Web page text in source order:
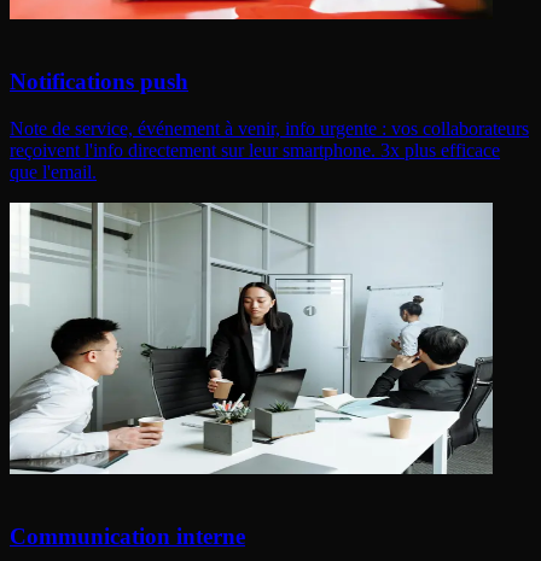
Notifications push
Note de service, événement à venir, info urgente : vos collaborateurs
reçoivent l'info directement sur leur smartphone. 3x plus efficace
que l'email.
Communication interne